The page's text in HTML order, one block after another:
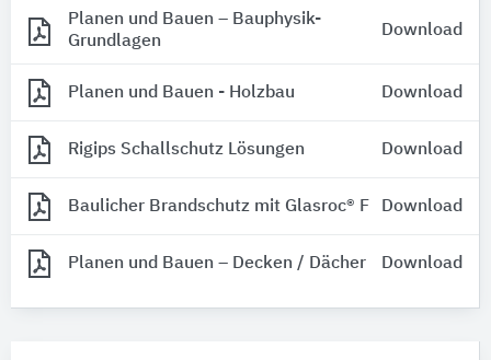
Planen und Bauen – Bauphysik-
Grundlagen
Download
Planen und Bauen - Holzbau Download
Rigips Schallschutz Lösungen Download
Baulicher Brandschutz mit Glasroc® F Download
Planen und Bauen – Decken / Dächer Download